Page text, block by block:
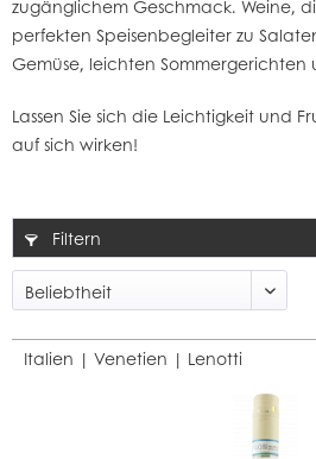
zugänglichem Geschmack. Weine,
perfekten Speisenbegleiter zu
Gemüse, leichten Sommergerichten
Lassen Sie sich die Leichtigkeit und
auf sich wirken!
Filtern
Italien | Venetien | Lenotti